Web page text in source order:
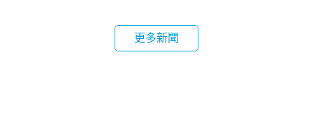
更多新聞